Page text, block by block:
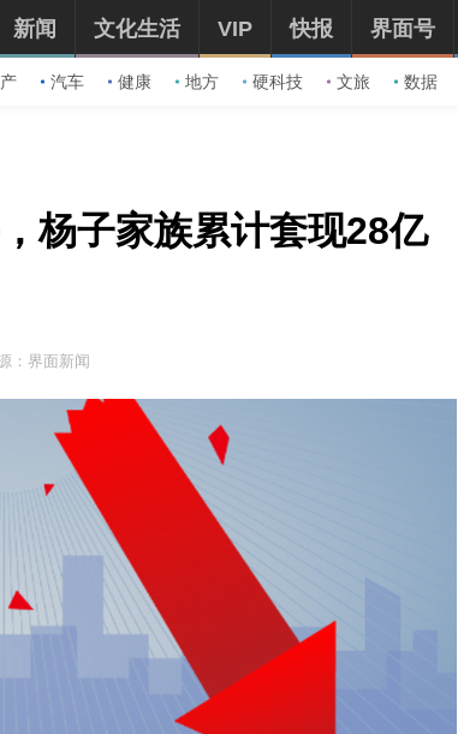
汽车 健康 地方 硬科技 文旅 数据
新闻 文化生活 VIP 快报 界面号
杨子家族累计套现28亿
：界面新闻